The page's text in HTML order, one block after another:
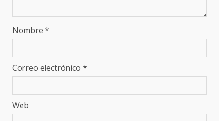
Nombre *
Correo electrónico *
Web